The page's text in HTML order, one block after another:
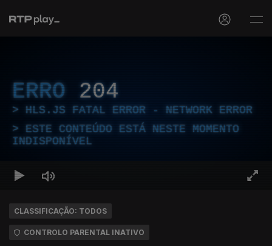
ERRO 204
HLS.JS FATAL ERROR - NETWORK ERROR
ESTE CONTEÚDO ESTÁ NESTE MOMENTO
INDISPONÍVEL
CLASSIFICAÇÃO: TODOS
CONTROLO PARENTAL INATIVO